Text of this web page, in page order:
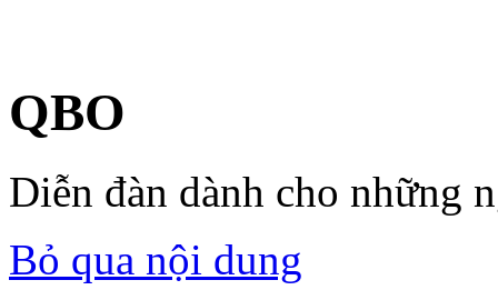
QBO
Diễn đàn dành cho những
Bỏ qua nội dung